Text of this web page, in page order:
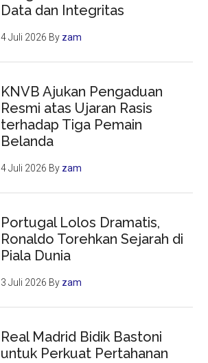
Data dan Integritas
4 Juli 2026 By zam
KNVB Ajukan Pengaduan
Resmi atas Ujaran Rasis
terhadap Tiga Pemain
Belanda
4 Juli 2026 By zam
Portugal Lolos Dramatis,
Ronaldo Torehkan Sejarah di
Piala Dunia
3 Juli 2026 By zam
Real Madrid Bidik Bastoni
untuk Perkuat Pertahanan